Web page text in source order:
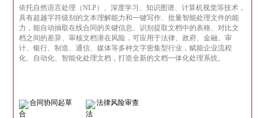
依托自然语言处理（NLP）、深度学习、知识图谱、计算机视觉等技术，
具有超越字符级别的文本理解能力和一键写作、批量智能处理文件的能
力，能自动抽取在线合同的关键信息、识别提取文档中的表格、对比文
档之间的差异、审核文档潜在风险，可应用于法律、政府、金融、审
计、银行、制造、通信、媒体等多种文字密集型行业，赋能企业流程
化、自动化、智能化处理文档，打造全新的文档一体化处理系统。
合同协同起草 法律风险审查